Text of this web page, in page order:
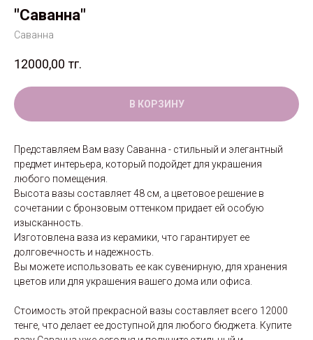
"Саванна"
Саванна
12000,00 тг.
В КОРЗИНУ
Представляем Вам вазу Саванна - стильный и элегантный
предмет интерьера, который подойдет для украшения
любого помещения.
Высота вазы составляет 48 см, а цветовое решение в
сочетании с бронзовым оттенком придает ей особую
изысканность.
Изготовлена ваза из керамики, что гарантирует ее
долговечность и надежность.
Вы можете использовать ее как сувенирную, для хранения
цветов или для украшения вашего дома или офиса.
Стоимость этой прекрасной вазы составляет всего 12000
тенге, что делает ее доступной для любого бюджета. Купите